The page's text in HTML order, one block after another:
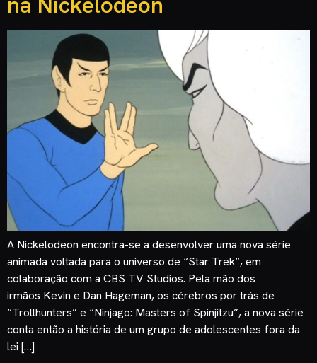
A Nickelodeon encontra-se a desenvolver uma nova série
animada voltada para o universo de “Star Trek“, em
colaboração com a CBS TV Studios. Pela mão dos
irmãos Kevin e Dan Hageman, os cérebros por trás de
“Trollhunters” e “Ninjago: Masters of Spinjitzu”, a nova série
conta então a história de um grupo de adolescentes fora da
lei […]